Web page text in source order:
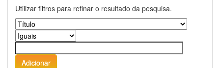
Utilizar filtros para refinar o resultado da pesquisa.